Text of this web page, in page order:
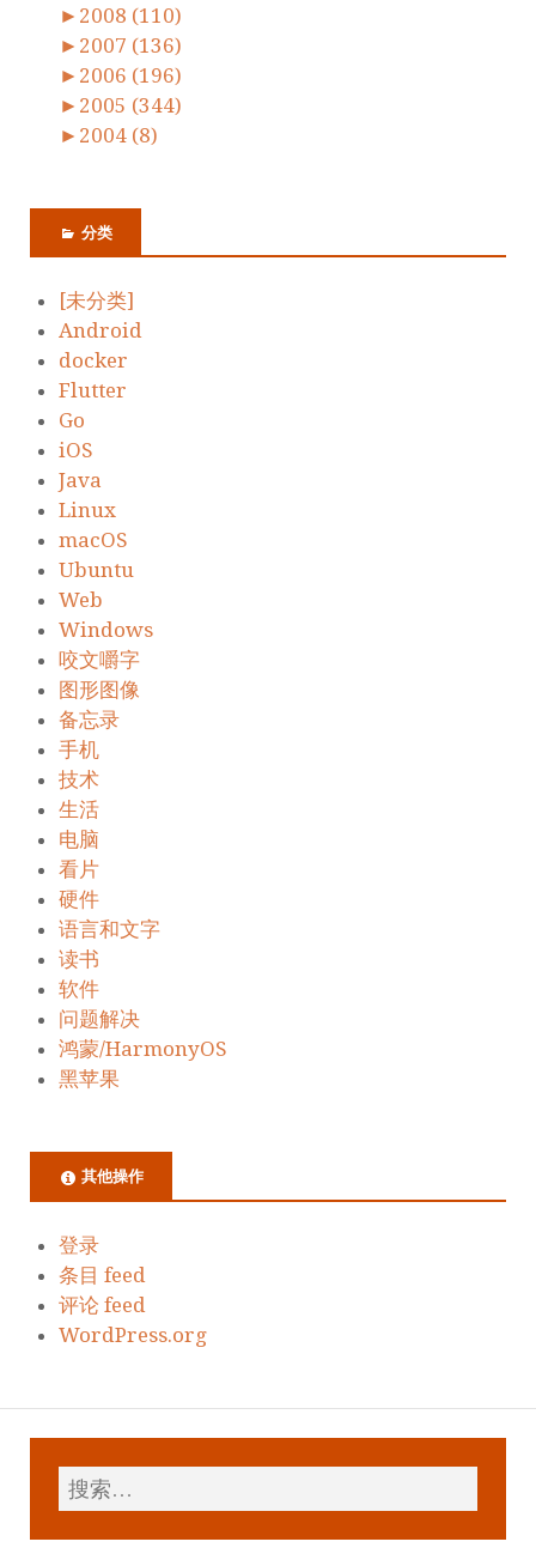
► 2008 (110)
► 2007 (136)
► 2006 (196)
► 2005 (344)
► 2004 (8)
分类
[未分类]
Android
docker
Flutter
Go
iOS
Java
Linux
macOS
Ubuntu
Web
Windows
咬文嚼字
图形图像
备忘录
手机
技术
生活
电脑
看片
硬件
语言和文字
读书
软件
问题解决
鸿蒙/HarmonyOS
黑苹果
其他操作
登录
条目 feed
评论 feed
WordPress.org